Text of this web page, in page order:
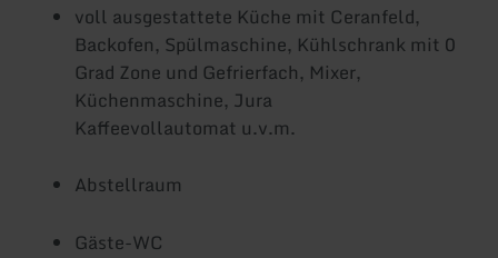
voll ausgestattete Küche mit Ceranfeld,
Backofen, Spülmaschine, Kühlschrank mit 0
Grad Zone und Gefrierfach, Mixer,
Küchenmaschine, Jura
Kaffeevollautomat u.v.m.
Abstellraum
Gäste-WC